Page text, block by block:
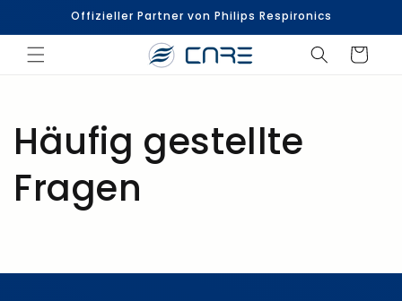
Inhalt
Offizieller Partner von Philips Respironics
Warenkorb
Häufig gestellte
Fragen